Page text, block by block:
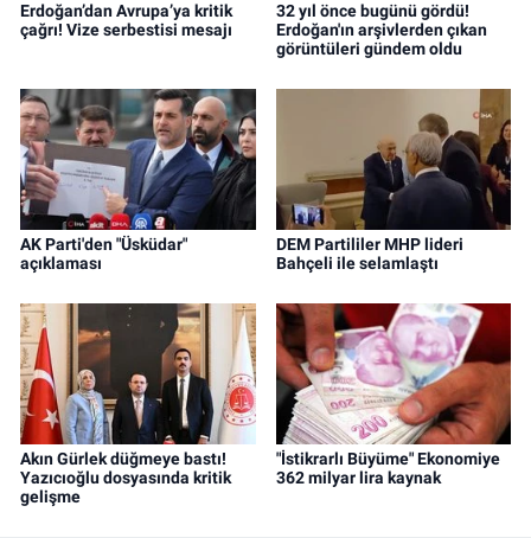
Erdoğan’dan Avrupa’ya kritik
çağrı! Vize serbestisi mesajı
32 yıl önce bugünü gördü!
Erdoğan'ın arşivlerden çıkan
görüntüleri gündem oldu
AK Parti'den "Üsküdar"
açıklaması
DEM Partililer MHP lideri
Bahçeli ile selamlaştı
Akın Gürlek düğmeye bastı!
Yazıcıoğlu dosyasında kritik
gelişme
"İstikrarlı Büyüme" Ekonomiye
362 milyar lira kaynak